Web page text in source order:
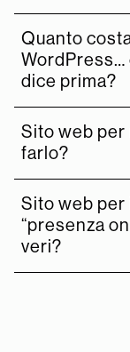
Quanto
WordPress…
dice prima?
Sito web
farlo?
Sito web per
“presenza
veri?